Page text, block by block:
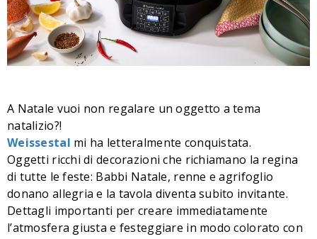
A Natale vuoi non regalare un oggetto a tema
natalizio?!
Weissestal mi ha letteralmente conquistata.
Oggetti ricchi di decorazioni che richiamano la regina
di tutte le feste: Babbi Natale, renne e agrifoglio
donano allegria e la tavola diventa subito invitante.
Dettagli importanti per creare immediatamente
l’atmosfera giusta e festeggiare in modo colorato con